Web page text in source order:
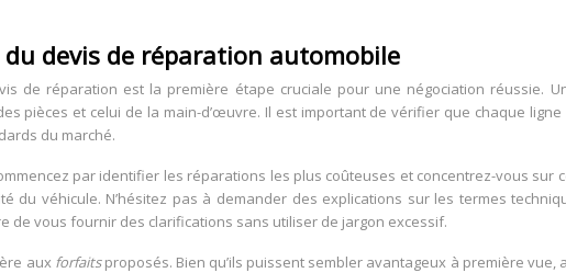
devis de réparation automobile
de réparation est la première étape cruciale pour une négociation réussie.
pièces et celui de la main-d’œuvre. Il est important de vérifier que chaque
du marché.
par identifier les réparations les plus coûteuses et concentrez-vous
du véhicule. N’hésitez pas à demander des explications sur les termes
de vous fournir des clarifications sans utiliser de jargon excessif.
aux forfaitsproposés. Bien qu’ils puissent sembler avantageux à première